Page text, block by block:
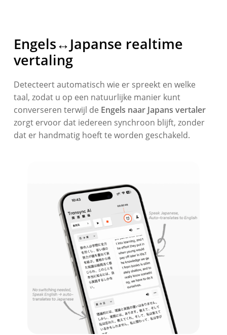
Engels↔Japanse realtime
vertaling
Detecteert automatisch wie er spreekt en welke
taal, zodat u op een natuurlijke manier kunt
converseren terwijl de Engels naar Japans vertaler
zorgt ervoor dat iedereen synchroon blijft, zonder
dat er handmatig hoeft te worden geschakeld.